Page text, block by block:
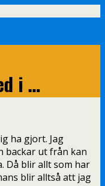
i …
ha gjort. Jag
backar ut från kan
Då blir allt som har
blir alltså att jag